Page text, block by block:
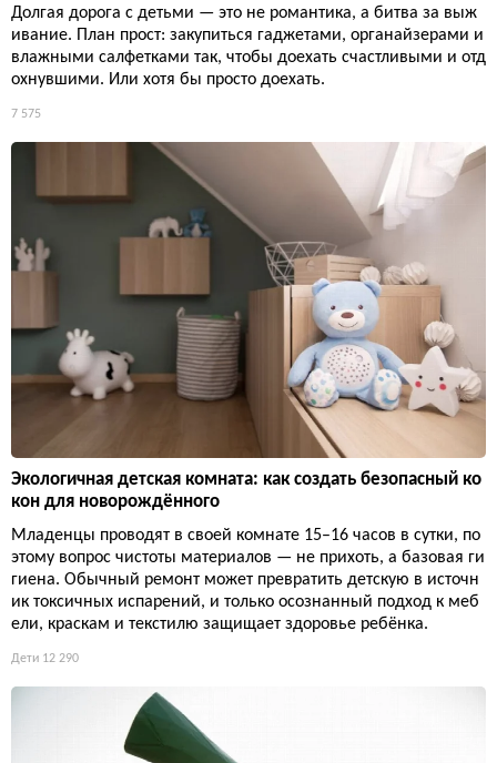
Долгая дорога с детьми — это не романтика, а битва за выж
ивание. План прост: закупиться гаджетами, органайзерами и
влажными салфетками так, чтобы доехать счастливыми и отд
охнувшими. Или хотя бы просто доехать.
7 575
Экологичная детская комната: как создать безопасный ко
кон для новорождённого
Младенцы проводят в своей комнате 15–16 часов в сутки, по
этому вопрос чистоты материалов — не прихоть, а базовая ги
гиена. Обычный ремонт может превратить детскую в источн
ик токсичных испарений, и только осознанный подход к меб
ели, краскам и текстилю защищает здоровье ребёнка.
Дети 12 290